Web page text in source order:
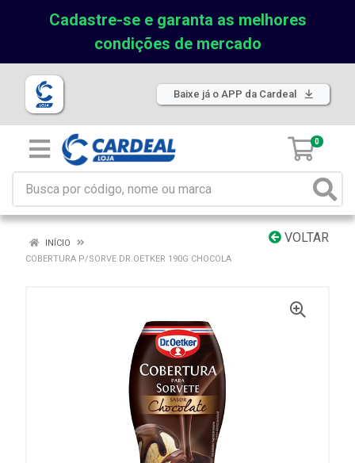
Cadastre-se e garanta as melhores
condições de mercado
Baixe já o APP da Cardeal
0
VOLTAR
INÍCIO
COBERTURA P/SORVE DR.OETKER 190G CHOCOLA